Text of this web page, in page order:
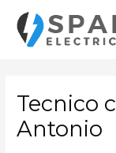
contenido
Tecnico
Antonio